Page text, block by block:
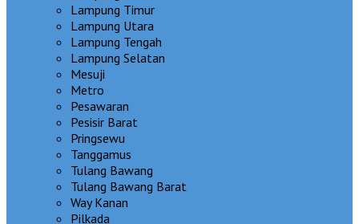
Lampung Timur
Lampung Utara
Lampung Tengah
Lampung Selatan
Mesuji
Metro
Pesawaran
Pesisir Barat
Pringsewu
Tanggamus
Tulang Bawang
Tulang Bawang Barat
Way Kanan
Pilkada